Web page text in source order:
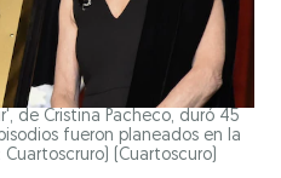
de Cristina Pacheco, duró 45
fueron planeados en la
Cuartoscruro) (Cuartoscuro)